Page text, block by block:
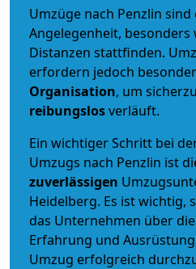
Umzüge nach Penzlin
Angelegenheit,
Distanzen stattfinden.
erfordern jedoch
Organisation, um
reibungslosverläuft.
Ein wichtiger Schritt bei
Umzugs nach Penzlin ist
zuverlässigen
Heidelberg. Es ist wichtig,
das Unternehmen über
Erfahrung und
Umzug erfolgreich